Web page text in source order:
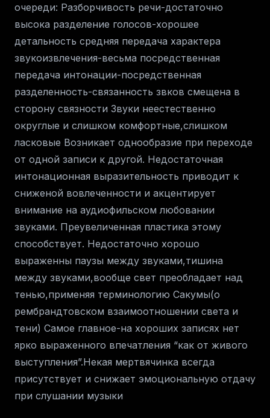
очереди: Разборчивость речи-достаточно
высока разделение голосов-хорошее
детальность средняя передача характера
звукоизвлечения-весьма посредственная
передача интонации-посредственная
разделенность-связанность звков смещена в
сторону связности Звуки неестественно
округлые и слишком комфортные,слишком
ласковые Возникает однообразие при переходе
от одной записи к другой. Недостаточная
интонационная выразительность приводит к
сниженой вовлеченности и акцентирует
внимание на аудиофильском любовании
звуками. Преувеличенная пластика этому
способствует. Недостаточно хорошо
выраженны паузы между звуками,тишина
между звуками,вообще свет преобладает над
тенью,применяя терминологию Сакумы(о
рембрандтовском взаимоотношении света и
тени) Самое главное-на хороших записях нет
ярко выраженного впечатления “как от живого
выступления”.Некая мертвячинка всегда
присутствует и снижает эмоциональную отдачу
при слушании музыки